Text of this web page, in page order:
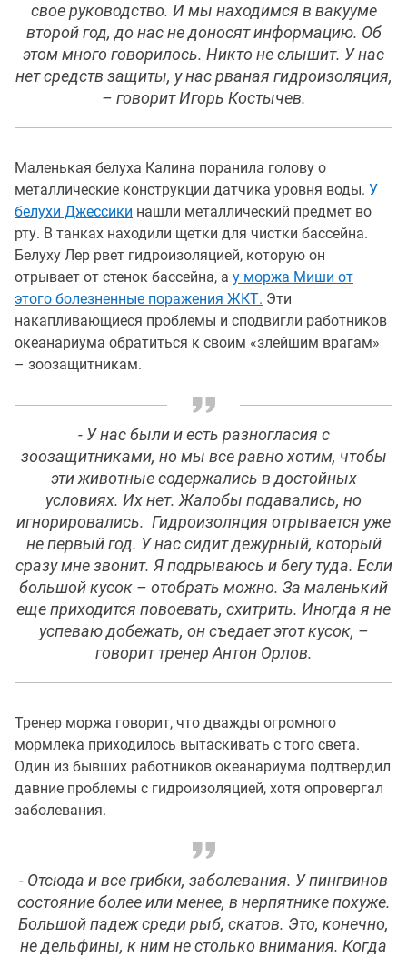
свое руководство. И мы находимся в вакууме
второй год, до нас не доносят информацию. Об
этом много говорилось. Никто не слышит. У нас
нет средств защиты, у нас рваная гидроизоляция,
– говорит Игорь Костычев.
Маленькая белуха Калина поранила голову о
металлические конструкции датчика уровня воды. У
белухи Джессики нашли металлический предмет во
рту. В танках находили щетки для чистки бассейна.
Белуху Лер рвет гидроизоляцией, которую он
отрывает от стенок бассейна, а у моржа Миши от
этого болезненные поражения ЖКТ. Эти
накапливающиеся проблемы и сподвигли работников
океанариума обратиться к своим «злейшим врагам»
– зоозащитникам.
- У нас были и есть разногласия с
зоозащитниками, но мы все равно хотим, чтобы
эти животные содержались в достойных
условиях. Их нет. Жалобы подавались, но
игнорировались. Гидроизоляция отрывается уже
не первый год. У нас сидит дежурный, который
сразу мне звонит. Я подрываюсь и бегу туда. Если
большой кусок – отобрать можно. За маленький
еще приходится повоевать, схитрить. Иногда я не
успеваю добежать, он съедает этот кусок, –
говорит тренер Антон Орлов.
Тренер моржа говорит, что дважды огромного
мормлека приходилось вытаскивать с того света.
Один из бывших работников океанариума подтвердил
давние проблемы с гидроизоляцией, хотя опровергал
заболевания.
- Отсюда и все грибки, заболевания. У пингвинов
состояние более или менее, в нерпятнике похуже.
Большой падеж среди рыб, скатов. Это, конечно,
не дельфины, к ним не столько внимания. Когда